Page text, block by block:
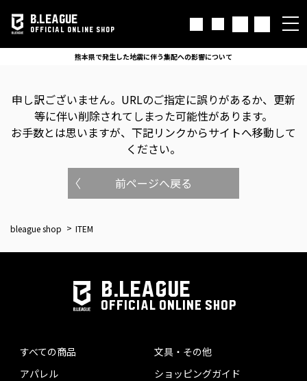
B.LEAGUE
OFFICIAL ONLINE SHOP
熊本県で発生した地震に伴う集配への影響について
申し訳ございません。 URLのご指定に誤りがあるか、更新
等に伴い削除されてしまった可能性があります。
お手数とは思いますが、下記リンクからサイトへ移動して
ください。
前ページへ戻る
bleague shop ITEM
B.LEAGUE
OFFICIAL ONLINE SHOP
すべての商品
アパレル
文具・その他
ショッピングガイド